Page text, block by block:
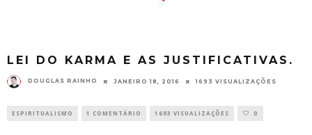
LEI DO KARMA E AS JUSTIFICATIVAS.
DOUGLAS RAINHO JANEIRO 18, 2016 1693 VISUALIZAÇÕES
ESPIRITUALISMO 1 COMENTÁRIO 1693 VISUALIZAÇÕES 0